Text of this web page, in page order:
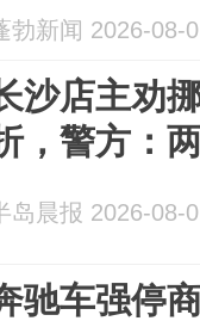
争执，两
勃新闻 2026-08-
沙店主劝
，警方：
岛晨报 2026-08-
驰车强停